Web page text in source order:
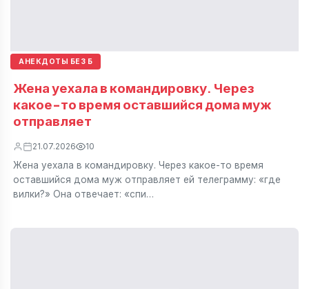
АНЕКДОТЫ БЕЗ Б
Жена уехала в командировку. Через
какое-то время оставшийся дома муж
отправляет
21.07.2026 10
Жена уехала в командировку. Через какое-то время
оставшийся дома муж отправляет ей телеграмму: «где
вилки?» Она отвечает: «спи…